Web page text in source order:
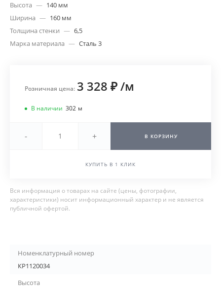
Высота — 140 мм
Ширина — 160 мм
Толщина стенки — 6,5
Марка материала — Сталь 3
Розничная цена: 3 328 ₽/м
В наличии 302 м
- + В КОРЗИНУ
КУПИТЬ В 1 КЛИК
Вся информация о товарах на сайте (цены, фотографии,
характеристики) носит информационный характер и не является
публичной офертой.
Номенклатурный номер
КР1120034
Высота